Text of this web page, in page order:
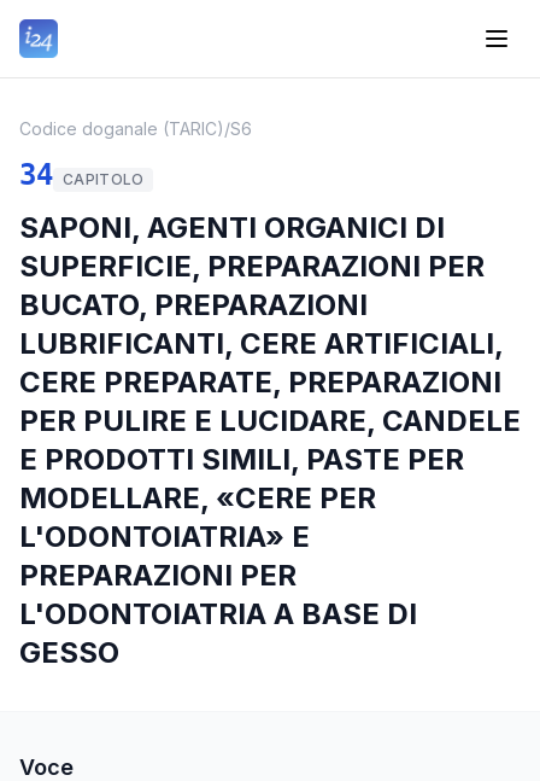
Codice doganale (TARIC)/S6
34 CAPITOLO
SAPONI, AGENTI ORGANICI DI
SUPERFICIE, PREPARAZIONI PER
BUCATO, PREPARAZIONI
LUBRIFICANTI, CERE ARTIFICIALI,
CERE PREPARATE, PREPARAZIONI
PER PULIRE E LUCIDARE, CANDELE
E PRODOTTI SIMILI, PASTE PER
MODELLARE, «CERE PER
L'ODONTOIATRIA» E
PREPARAZIONI PER
L'ODONTOIATRIA A BASE DI
GESSO
Voce